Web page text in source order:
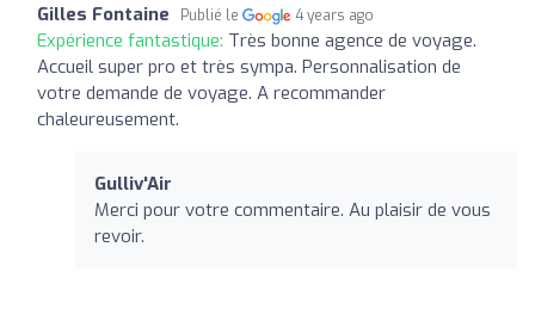
Gilles Fontaine Publié le 4 years ago
Expérience fantastique: Très bonne agence de voyage.
Accueil super pro et très sympa. Personnalisation de
votre demande de voyage. A recommander
chaleureusement.
Gulliv'Air
Merci pour votre commentaire. Au plaisir de vous
revoir.